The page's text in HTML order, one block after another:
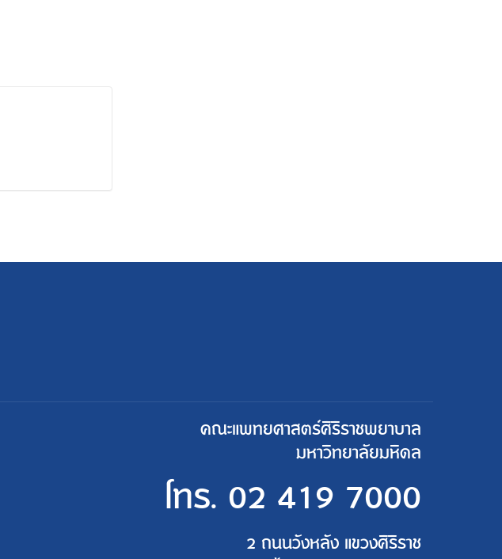
คณะแพทยศาสตร์ศิริราชพยาบาล
มหาวิทยาลัยมหิดล
โทร. 02 419 7000
2 ถนนวังหลัง แขวงศิริราช